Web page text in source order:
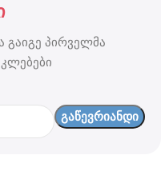
გაიგე პირველმა